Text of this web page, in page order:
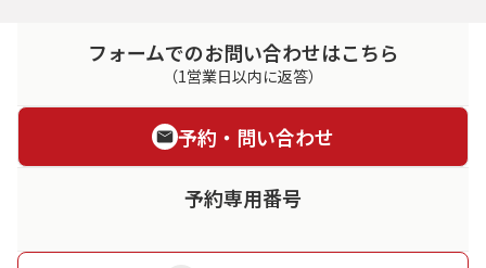
フォームでのお問い合わせはこちら
（1営業日以内に返答）
予約・問い合わせ
予約専用番号